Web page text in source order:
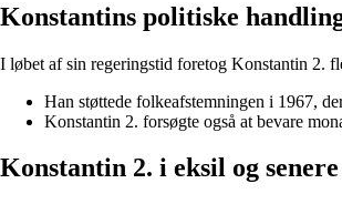
Konstantins politiske
I løbet af sin regeringstid foretog Konstantin 2.
Han støttede folkeafstemningen i 1967,
Konstantin 2. forsøgte også at bevare
Konstantin 2. i eksil og